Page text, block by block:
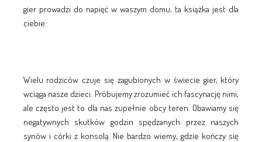
gier prowadzi do napięć w waszym domu, ta książka jest dla
ciebie.
Wielu rodziców czuje się zagubionych w świecie gier, który
wciąga nasze dzieci. Próbujemy zrozumieć ich fascynację nimi,
ale często jest to dla nas zupełnie obcy teren. Obawiamy się
negatywnych skutków godzin spędzanych przez naszych
synów i córki z konsolą. Nie bardzo wiemy, gdzie kończy się